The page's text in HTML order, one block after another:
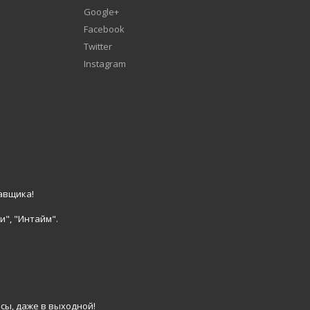
Google+
Facebook
Twitter
Instagram
"Интайм".
даже в выходной!